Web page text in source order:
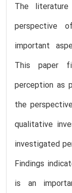
The
perspective
important
This paper
perception as
the
qualitative
investigated
Findings
is an